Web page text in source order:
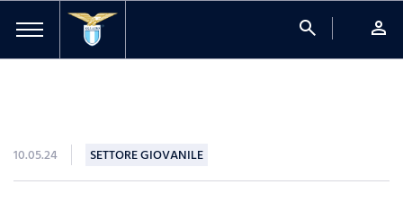
search person
10.05.24 SETTORE GIOVANILE